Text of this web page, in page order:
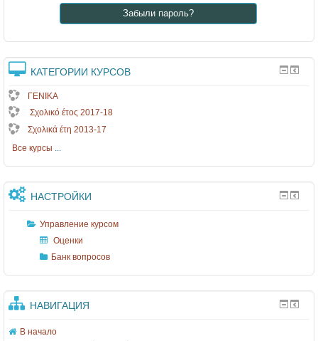
Забыли пароль?
КАТЕГОРИИ КУРСОВ
ΓΕΝΙΚΑ
Σχολικό έτος 2017-18
Σχολικά έτη 2013-17
Все курсы
НАСТРОЙКИ
Управление курсом
Оценки
Банк вопросов
НАВИГАЦИЯ
В начало